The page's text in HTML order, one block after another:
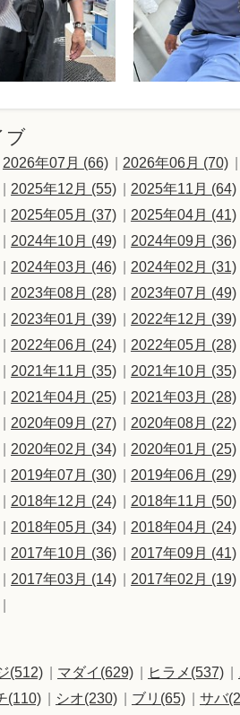
ブ
2026年07月 (66) 2026年06月 (70)
2025年12月 (55) 2025年11月 (64)
2025年05月 (37) 2025年04月 (41)
2024年10月 (49) 2024年09月 (36)
2024年03月 (46) 2024年02月 (31)
2023年08月 (28) 2023年07月 (49)
2023年01月 (39) 2022年12月 (39)
2022年06月 (24) 2022年05月 (28)
2021年11月 (35) 2021年10月 (35)
2021年04月 (25) 2021年03月 (28)
2020年09月 (27) 2020年08月 (22)
2020年02月 (34) 2020年01月 (25)
2019年07月 (30) 2019年06月 (29)
2018年12月 (24) 2018年11月 (50)
2018年05月 (34) 2018年04月 (24)
2017年10月 (36) 2017年09月 (41)
2017年03月 (14) 2017年02月 (19)
(512) マダイ(629) ヒラメ(537)
(110) シオ(230) ブリ(65) サバ